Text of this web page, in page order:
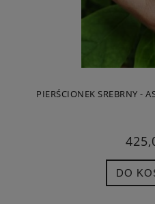
PIERŚCIONEK SREBRNY -
DO